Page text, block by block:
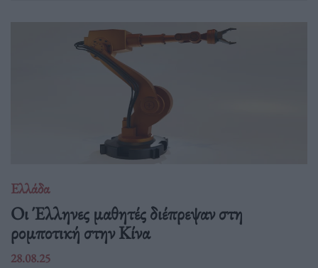
Ελλάδα
Οι Έλληνες μαθητές διέπρεψαν στη
ρομποτική στην Κίνα
28.08.25